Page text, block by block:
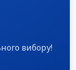
вибору!